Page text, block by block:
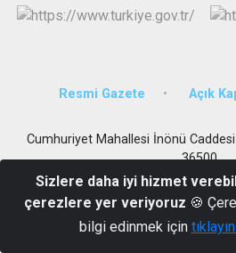
Resmi Gazete Açık
Cumhuriyet Mahallesi İnönü
36500
0 474 413
Sizlere daha iyi hizmet
çerezlere yer veriyoruz 🍪
bilgi edinmek için